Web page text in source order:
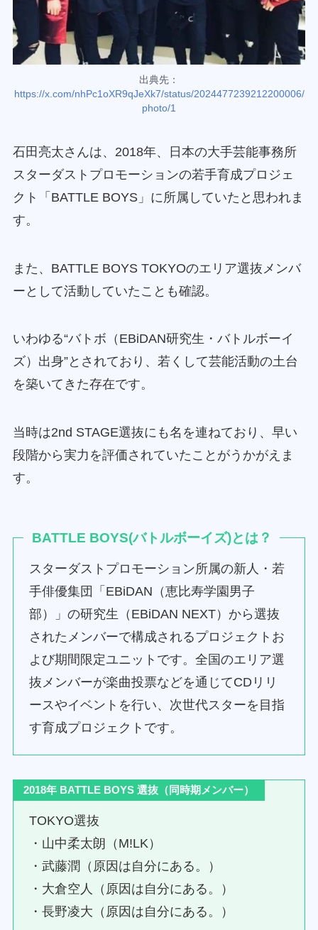
出典先：
https://x.com/nhPc1oXR9qJeXk7/status/2024477239212200006/
photo/1
石田亮太さんは、2018年、日本の大手芸能事務所
スターダストプロモーションの若手育成プロジェ
クト「BATTLE BOYS」に所属していたと思われま
す。
また、BATTLE BOYS TOKYOのエリア選抜メンバ
ーとして活動していたことも確認。
いわゆる“バトボ（EBiDAN研究生・バトルボーイ
ズ）出身”とされており、若くして芸能活動の土台
を築いてきた存在です。
当時は2nd STAGE選抜にも名を連ねており、早い
段階から実力を評価されていたことがうかがえま
す。
BATTLE BOYS(バトルボーイズ)とは？
スターダストプロモーション所属の新人・若
手俳優集団「EBiDAN（恵比寿学園男子
部）」の研究生（EBiDAN NEXT）から選抜
されたメンバーで構成されるプロジェクトお
よび期間限定ユニットです。全国のエリア選
抜メンバーが楽曲投票などを通じてCDリリ
ースやイベントを行い、次世代スターを目指
す育成プロジェクトです。
2018年 BATTLE BOYS 選抜（同時期メンバー）
TOKYO選抜
・山中柔太朗（M!LK）
・武藤潤（原因は自分にある。）
・大倉空人（原因は自分にある。）
・長野凌大（原因は自分にある。）